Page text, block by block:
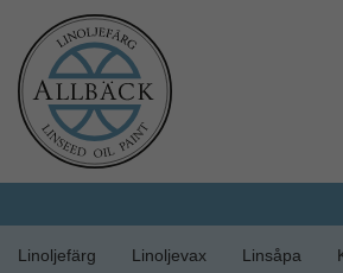
Linoljefärg Linoljevax Linsåpa